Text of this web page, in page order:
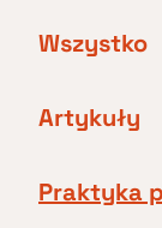
Wszystko
Artykuły
Praktyka